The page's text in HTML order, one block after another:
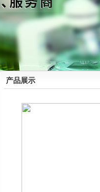
产品展示